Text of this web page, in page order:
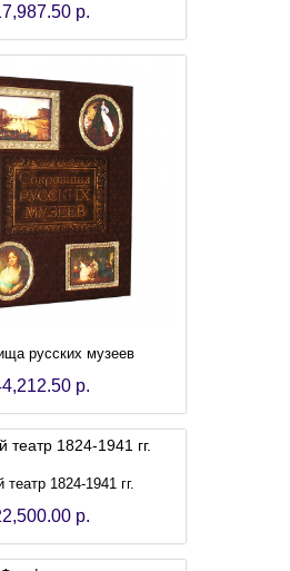
р.
русских музеев
р.
театр 1824-1941 гг.
р.